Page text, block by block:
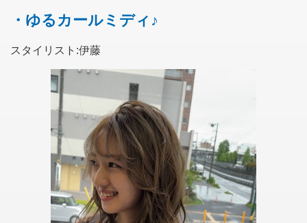
・ゆるカールミディ♪
スタイリスト:伊藤